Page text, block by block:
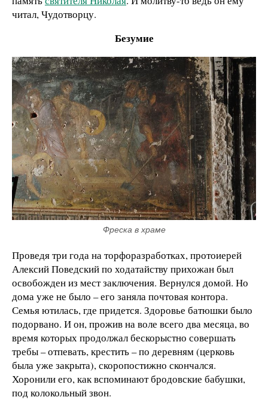
читал, Чудотворцу.
Безумие
Фреска в храме
Проведя три года на торфоразработках, протоиерей
Алексий Поведский по ходатайству прихожан был
освобожден из мест заключения. Вернулся домой. Но
дома уже не было – его заняла почтовая контора.
Семья ютилась, где придется. Здоровье батюшки было
подорвано. И он, прожив на воле всего два месяца, во
время которых продолжал бескорыстно совершать
требы – отпевать, крестить – по деревням (церковь
была уже закрыта), скоропостижно скончался.
Хоронили его, как вспоминают бродовские бабушки,
под колокольный звон.